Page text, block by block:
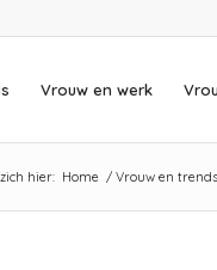
Vrouw en werk
hier: Home / Vrouw en trends